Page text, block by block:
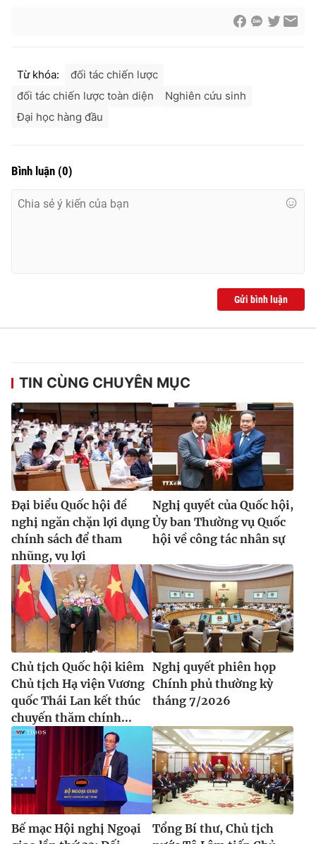
Từ khóa:
đối tác chiến lược
đối tác chiến lược toàn diện
Nghiên cứu sinh
Đại học hàng đầu
Bình luận (0)
Gửi bình luận
TIN CÙNG CHUYÊN MỤC
Đại biểu Quốc hội đề
nghị ngăn chặn lợi dụng
chính sách để tham
nhũng, vụ lợi
Nghị quyết của Quốc hội,
Ủy ban Thường vụ Quốc
hội về công tác nhân sự
Chủ tịch Quốc hội kiêm
Chủ tịch Hạ viện Vương
quốc Thái Lan kết thúc
chuyến thăm chính...
Nghị quyết phiên họp
Chính phủ thường kỳ
tháng 7/2026
Bế mạc Hội nghị Ngoại
Tổng Bí thư, Chủ tịch